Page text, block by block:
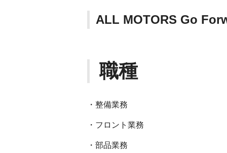
ALL MOTORS Go
職種
・整備業務
・フロント業務
・部品業務